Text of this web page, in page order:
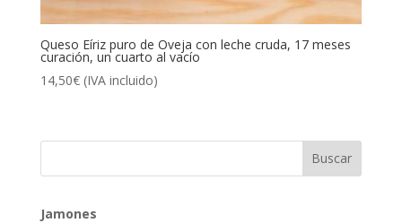
Queso Eíriz puro de Oveja con leche cruda, 17 meses
curación, un cuarto al vacío
14,50€ (IVA incluido)
Jamones